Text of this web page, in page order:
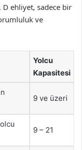
D ehliyet, sadece bir
ve
Yolcu
Kapasitesi
9 ve üzeri
9 – 21